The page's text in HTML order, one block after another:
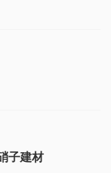
子建材